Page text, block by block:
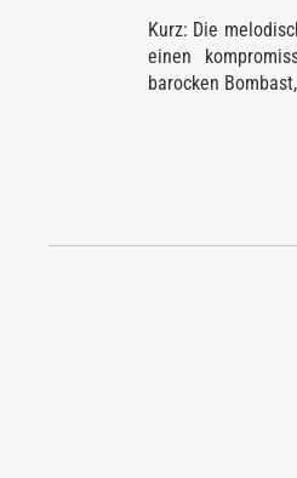
Kurz: Die
einen
barocken